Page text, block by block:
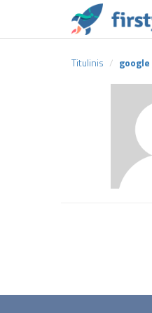
Titulinis google